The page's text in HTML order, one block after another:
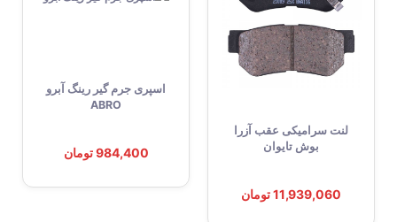
لنت سرامیکی عقب آزرا
بوش تایوان
11,939,060 تومان
اسپری جرم گیر رینگ آبرو
ABRO
984,400 تومان